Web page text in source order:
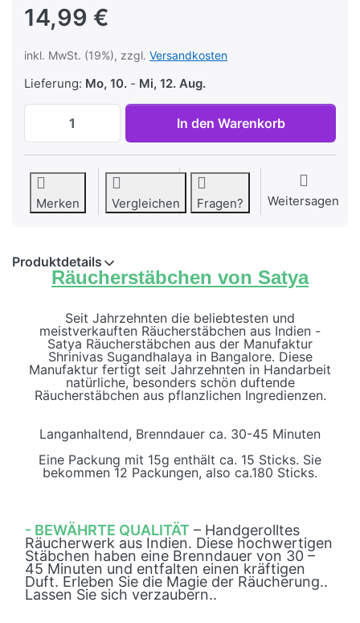
14,99 €
inkl. MwSt. (19%), zzgl. Versandkosten
Lieferung: Mo, 10. - Mi, 12. Aug.
Satya Räucherstäbchen Red Champa 12
In den Warenkorb
Merken Vergleichen Fragen? Weitersagen
Produktdetails
Räucherstäbchen von Satya
Seit Jahrzehnten die beliebtesten und
meistverkauften Räucherstäbchen aus Indien -
Satya Räucherstäbchen aus der Manufaktur
Shrinivas Sugandhalaya in Bangalore. Diese
Manufaktur fertigt seit Jahrzehnten in Handarbeit
natürliche, besonders schön duftende
Räucherstäbchen aus pflanzlichen Ingredienzen.
Langanhaltend, Brenndauer ca. 30-45 Minuten
Eine Packung mit 15g enthält ca. 15 Sticks. Sie
bekommen 12 Packungen, also ca.180 Sticks.
- BEWÄHRTE QUALITÄT – Handgerolltes
Räucherwerk aus Indien. Diese hochwertigen
Stäbchen haben eine Brenndauer von 30 –
45 Minuten und entfalten einen kräftigen
Duft. Erleben Sie die Magie der Räucherung..
Lassen Sie sich verzaubern..